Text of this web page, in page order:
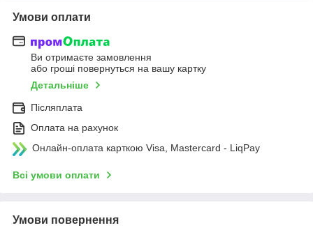
Умови оплати
Ви отримаєте замовлення
або гроші повернуться на вашу картку
Детальніше
Післяплата
Оплата на рахунок
Онлайн-оплата карткою Visa, Mastercard - LiqPay
Всі умови оплати
Умови повернення